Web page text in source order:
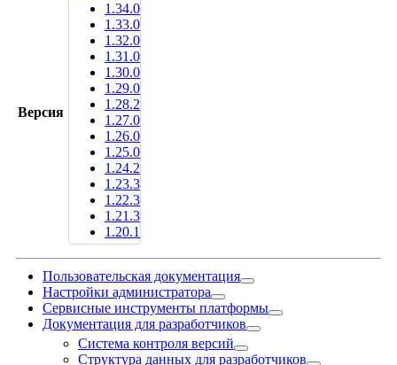
Версия
1.34.0
1.33.0
1.32.0
1.31.0
1.30.0
1.29.0
1.28.2
1.27.0
1.26.0
1.25.0
1.24.2
1.23.3
1.22.3
1.21.3
1.20.1
Пользовательская документация
Настройки администратора
Сервисные инструменты платформы
Документация для разработчиков
Система контроля версий
Структура данных для разработчиков